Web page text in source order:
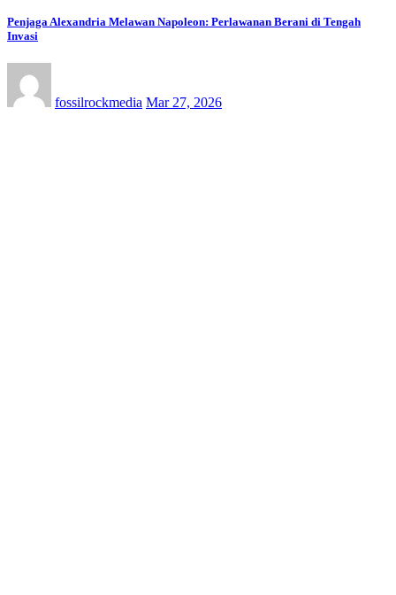
Penjaga Alexandria Melawan Napoleon: Perlawanan Berani di Tengah
Invasi
fossilrockmedia Mar 27, 2026